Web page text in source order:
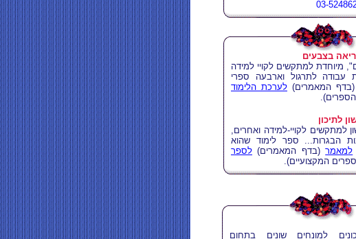
בצבעים
מיוחדת למתקשים לקויי למידה
עבודה לתרגול וארבעה ספרי
(בדף המאמרים) לערכת הלימוד
).
לתיכון
למתקשים לקויי-למידה ואחרים,
הבגרות... ספר לימוד שהוא
למאמר (בדף המאמרים) לספר
המקצועיים).
למונחים שונים בתחום